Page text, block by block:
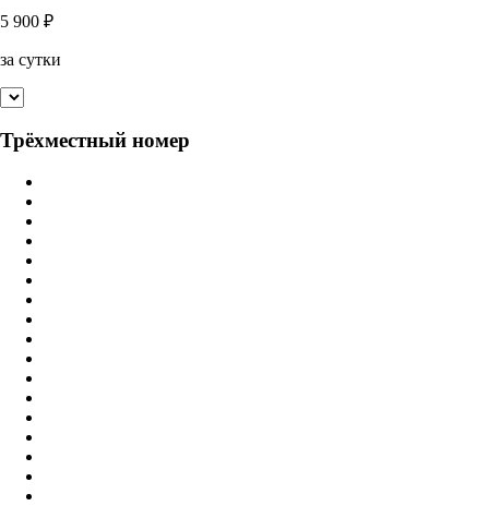
5 900 ₽
за сутки
Трёхместный номер